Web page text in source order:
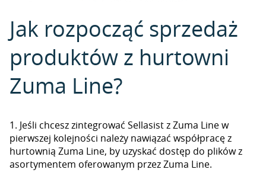
Jak rozpocząć sprzedaż
produktów z hurtowni
Zuma Line?
1. Jeśli chcesz zintegrować Sellasist z Zuma Line w
pierwszej kolejności należy nawiązać współpracę z
hurtownią Zuma Line, by uzyskać dostęp do plików z
asortymentem oferowanym przez Zuma Line.